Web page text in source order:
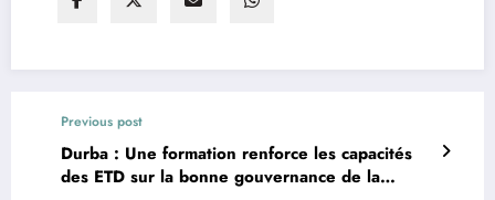
Previous post
Durba : Une formation renforce les capacités
des ETD sur la bonne gouvernance de la